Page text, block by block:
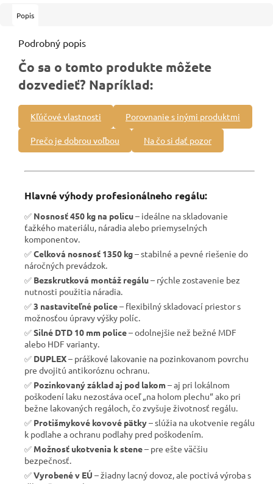
Popis
Podrobný popis
Čo sa o tomto produkte môžete
dozvedieť? Napríklad:
Kľúčové vlastnosti Porovnanie s inými produktmi
Prečo je dobrou voľbou Na čo si dať pozor
Hlavné výhody profesionálneho regálu:
✅ Nosnosť 450 kg na policu– ideálne na skladovanie
ťažkého materiálu, náradia alebo priemyselných
komponentov.
✅Celková nosnosť 1350 kg– stabilné a pevné riešenie do
náročných prevádzok.
✅ Bezskrutková montáž regálu– rýchle zostavenie bez
nutnosti použitia náradia.
✅3 nastaviteľné police– flexibilný skladovací priestor s
možnosťou úpravy výšky políc.
✅Silné DTD 10 mm police– odolnejšie než bežné MDF
alebo HDF varianty.
✅ DUPLEX– práškové lakovanie na pozinkovanom povrchu
pre dvojitú antikoróznu ochranu.
✅ Pozinkovaný základ aj pod lakom– aj pri lokálnom
poškodení laku nezostáva oceľ „na holom plechu“ ako pri
bežne lakovaných regáloch, čo zvyšuje životnosť regálu.
✅ Protišmykové kovové pätky– slúžia na ukotvenie regálu
k podlahe a ochranu podlahy pred poškodením.
✅ Možnosť ukotvenia k stene– pre ešte väčšiu
bezpečnosť.
✅Vyrobené v EÚ – žiadny lacný dovoz, ale poctivá výroba s